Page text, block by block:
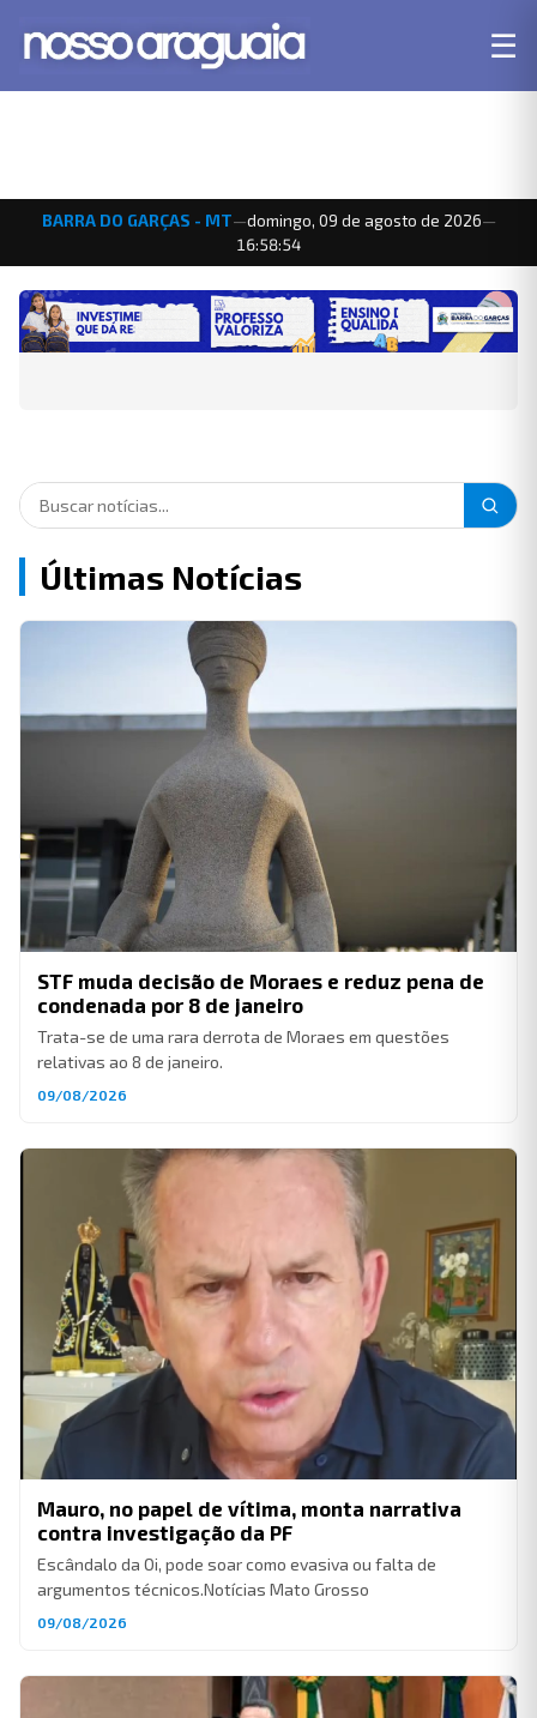
☰
BARRA DO GARÇAS - MT—domingo, 09 de agosto de 2026—
16:58:55
Últimas Notícias
STF muda decisão de Moraes e reduz pena de
condenada por 8 de janeiro
Trata-se de uma rara derrota de Moraes em questões
relativas ao 8 de janeiro.
09/08/2026
Mauro, no papel de vítima, monta narrativa
contra investigação da PF
Escândalo da Oi, pode soar como evasiva ou falta de
argumentos técnicos.Notícias Mato Grosso
09/08/2026